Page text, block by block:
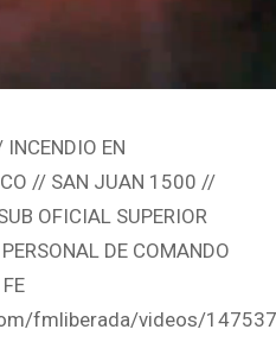
EN
// SAN JUAN 1500 //
OFICIAL SUPERIOR
DE COMANDO
fmliberada/videos/